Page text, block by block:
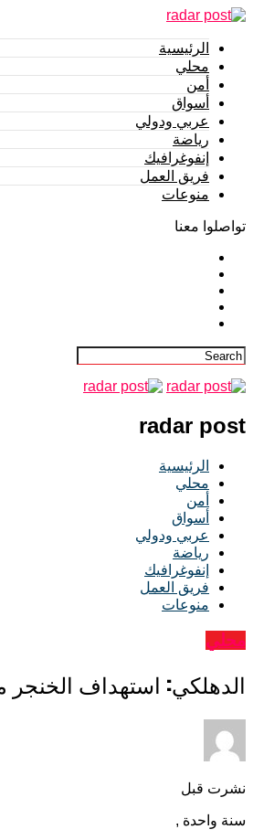
الرئيسية
محلي
أمن
أسواق
عربي ودولي
رياضة
إنفوغرافيك
فريق العمل
منوعات
تواصلوا معنا
radar post
الرئيسية
محلي
أمن
أسواق
عربي ودولي
رياضة
إنفوغرافيك
فريق العمل
منوعات
محلي
الدهلكي: استهداف
نشرت قبل
سنة واحدة ,